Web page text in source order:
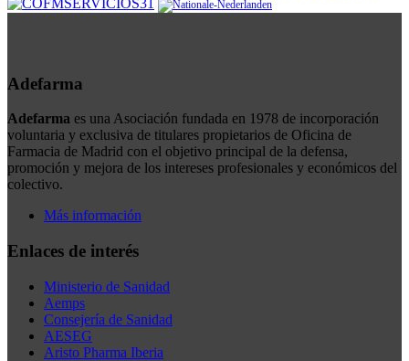
Adefarma
Adefarma es una Asociación fundada en 1978 de incorporación
voluntaria y exclusiva de titulares propietarios de Oficina de
Farmacia de Madrid con el objetivo principal de la defensa,
promoción y mejora de los intereses profesionales y económicos del
colectivo.
Más información
Enlaces de interés
Ministerio de Sanidad
Aemps
Consejería de Sanidad
AESEG
Aristo Pharma Iberia